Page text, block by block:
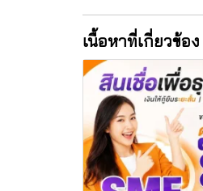
เนื้อหาที่เกี่ยวข้อง